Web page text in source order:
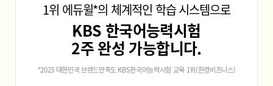
1위 에듀윌*의 체계적인 학습 시스템으로
KBS 한국어능력시험
2주 완성 가능합니다.
*2023 대한민국 브랜드만족도 KBS한국어능력시험 교육 1위(한경비즈니스)